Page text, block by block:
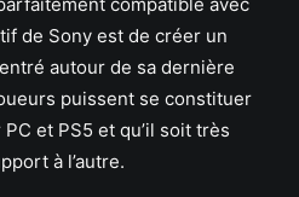
de Sony est de créer un
autour de sa dernière
puissent se constituer
et PS5 et qu’il soit très
à l’autre.